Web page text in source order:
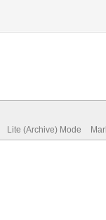
Lite (Archive) Mode